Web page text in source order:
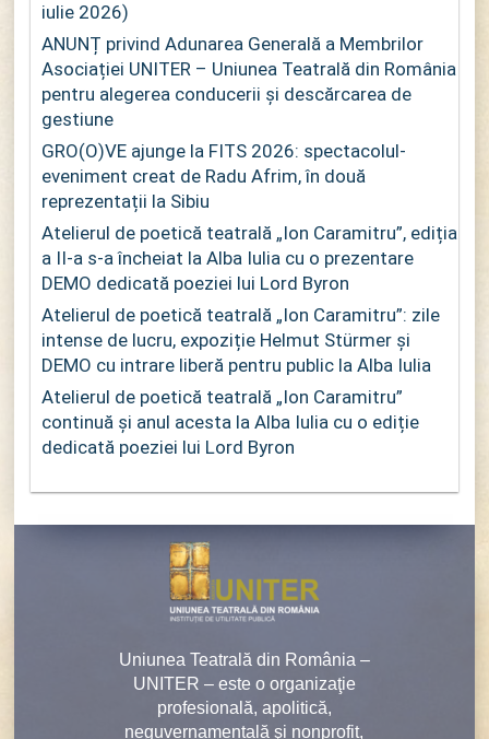
iulie 2026)
ANUNȚ privind Adunarea Generală a Membrilor
Asociației UNITER – Uniunea Teatrală din România
pentru alegerea conducerii și descărcarea de
gestiune
GRO(O)VE ajunge la FITS 2026: spectacolul-
eveniment creat de Radu Afrim, în două
reprezentații la Sibiu
Atelierul de poetică teatrală „Ion Caramitru”, ediția
a II-a s-a încheiat la Alba Iulia cu o prezentare
DEMO dedicată poeziei lui Lord Byron
Atelierul de poetică teatrală „Ion Caramitru”: zile
intense de lucru, expoziție Helmut Stürmer și
DEMO cu intrare liberă pentru public la Alba Iulia
Atelierul de poetică teatrală „Ion Caramitru”
continuă și anul acesta la Alba Iulia cu o ediție
dedicată poeziei lui Lord Byron
Uniunea Teatrală din România –
UNITER – este o organizaţie
profesională, apolitică,
neguvernamentală şi nonprofit,